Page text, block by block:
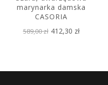
marynarka damska
CASORIA
589,00 zł 412,30 zł